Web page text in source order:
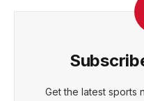
Get the latest sports